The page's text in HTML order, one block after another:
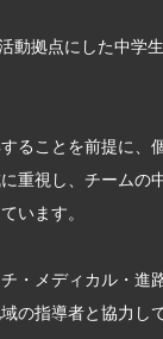
動拠点にした中学
ることを前提に、
重視し、チームの
います。
・メディカル・進
の指導者と協力し